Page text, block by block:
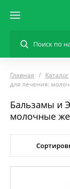
Главная Каталог
для лечения:
Бальзамы и
молочные